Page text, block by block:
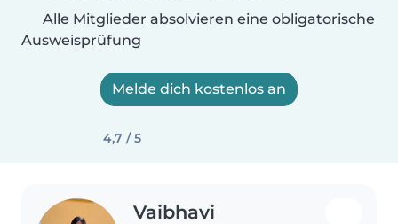
Alle Mitglieder absolvieren eine obligatorische
Ausweisprüfung
Melde dich kostenlos an
4,7 / 5
Vaibhavi